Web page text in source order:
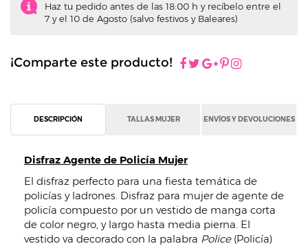
Haz tu pedido antes de las 18:00 h y recíbelo entre el
7 y el 10 de Agosto (salvo festivos y Baleares)
¡Comparte este producto!
DESCRIPCIÓN TALLAS MUJER ENVÍOS Y DEVOLUCIONES
Disfraz Agente de Policía Mujer
El disfraz perfecto para una fiesta temática de
policías y ladrones. Disfraz para mujer de agente de
policía compuesto por un vestido de manga corta
de color negro, y largo hasta media pierna. El
vestido va decorado con la palabra Police(Policía)